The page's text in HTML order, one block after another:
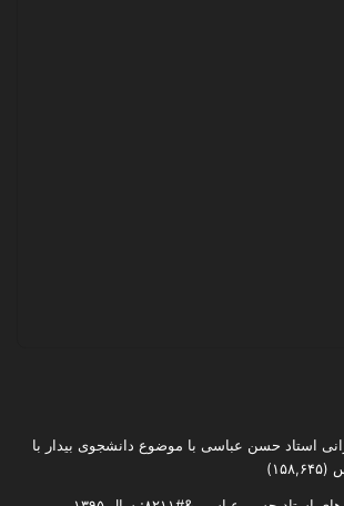
استاد حسن عباسی با موضوع دانشجوی بیدار با
(۱۵۸,۶۴۵)